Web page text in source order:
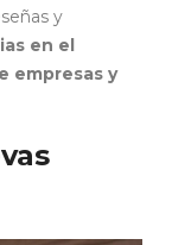
y
en el
empresas y